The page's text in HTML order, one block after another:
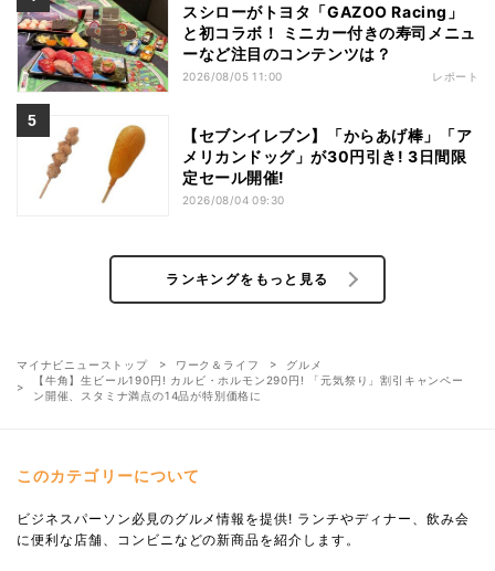
スシローがトヨタ「GAZOO Racing」
と初コラボ！ ミニカー付きの寿司メニュ
ーなど注目のコンテンツは？
2026/08/05 11:00 レポート
【セブンイレブン】「からあげ棒」「ア
メリカンドッグ」が30円引き! 3日間限
定セール開催!
2026/08/04 09:30
ランキングをもっと見る
マイナビニューストップ ワーク＆ライフ
グルメ
【牛角】生ビール190円! カルビ・ホルモン290円! 「元気祭り」割引キャンペー
ン開催、スタミナ満点の14品が特別価格に
このカテゴリーについて
ビジネスパーソン必見のグルメ情報を提供! ランチやディナー、飲み会
に便利な店舗、コンビニなどの新商品を紹介します。